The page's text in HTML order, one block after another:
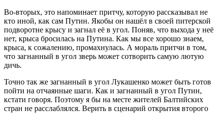
Во-вторых, это напоминает притчу, которую рассказывал не
кто иной, как сам Путин. Якобы он нашёл в своей питерской
подворотне крысу и загнал её в угол. Поняв, что выхода у неё
нет, крыса бросилась на Путина. Как мы все хорошо знаем,
крыса, к сожалению, промахнулась. А мораль притчи в том,
что загнанный в угол зверь может сотворить самую лютую
дичь.
Точно так же загнанный в угол Лукашенко может быть готов
пойти на отчаянные шаги. Как и загнанный в угол Путин,
кстати говоря. Поэтому я бы на месте жителей Балтийских
стран не расслаблялся. Верить в сценарий открытия второго